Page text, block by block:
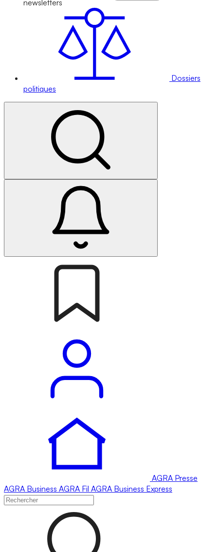
newsletters
Dossiers
politiques
AGRA Presse
AGRA Business AGRA Fil AGRA Business Express